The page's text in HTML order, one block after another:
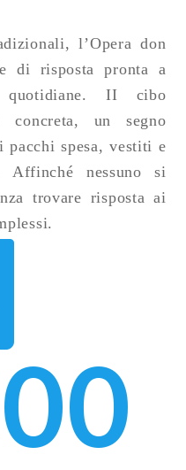
l’Opera don
di risposta pronta a
quotidiane. II cibo
concreta, un segno
spesa, vestiti e
nessuno si
trovare risposta ai